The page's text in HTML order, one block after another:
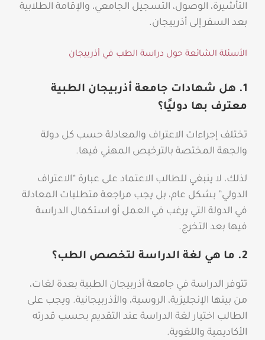
التأشيرة، الوصول، التسجيل الجامعي، والإقامة الطلابية
بعد السفر إلى أذربيجان.
الأسئلة الشائعة حول دراسة الطب في أذربيجان
1. هل شهادات جامعة أذربيجان الطبية
معترف بها دوليًا؟
تختلف إجراءات الاعتراف والمعادلة حسب كل دولة
والجهة المختصة بالترخيص المهني فيها.
لذلك، لا ينبغي للطالب الاعتماد على عبارة “الاعتراف
الدولي” بشكل عام، بل يجب مراجعة متطلبات المعادلة
في الدولة التي يرغب في العمل أو استكمال الدراسة
فيها بعد التخرج.
2. ما هي لغة الدراسة لتخصص الطب؟
تتوفر الدراسة في جامعة أذربيجان الطبية بعدة لغات،
من بينها الإنجليزية، الروسية، والأذربيجانية. ويجب على
الطالب اختيار لغة الدراسة عند التقديم بحسب قدرته
الأكاديمية واللغوية.